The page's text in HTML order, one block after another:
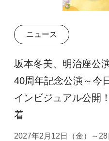
ニュース
坂本冬美、明治座公
40周年記念公演～今
インビジュアル公開
着
2027年2月12日（金）～